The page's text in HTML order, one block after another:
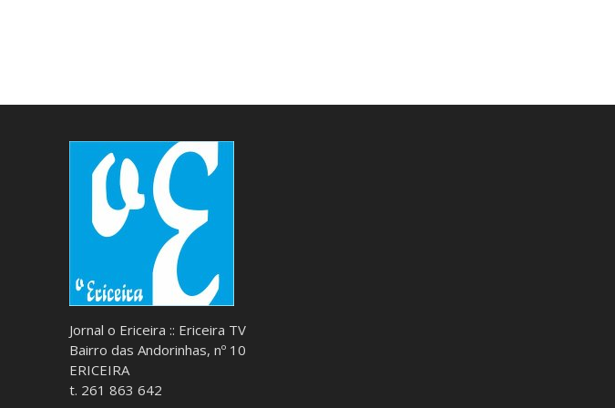
Jornal o Ericeira :: Ericeira TV
Bairro das Andorinhas, nº 10
ERICEIRA
t. 261 863 642